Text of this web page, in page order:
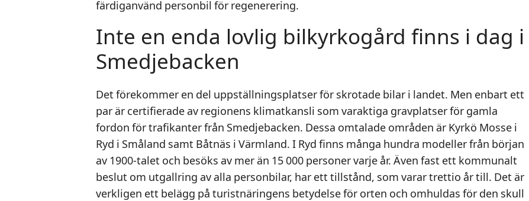
färdiganvänd personbil för regenerering.
Inte en enda lovlig bilkyrkogård finns i dag i
Smedjebacken
Det förekommer en del uppställningsplatser för skrotade bilar i landet. Men enbart ett
par är certifierade av regionens klimatkansli som varaktiga gravplatser för gamla
fordon för trafikanter från Smedjebacken. Dessa omtalade områden är Kyrkö Mosse i
Ryd i Småland samt Båtnäs i Värmland. I Ryd finns många hundra modeller från början
av 1900-talet och besöks av mer än 15 000 personer varje år. Även fast ett kommunalt
beslut om utgallring av alla personbilar, har ett tillstånd, som varar trettio år till. Det är
verkligen ett belägg på turistnäringens betydelse för orten och omhuldas för den skull